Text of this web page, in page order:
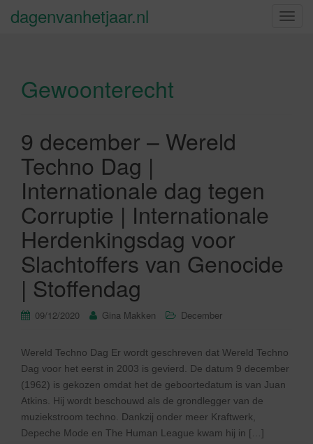
S
dagenvanhetjaar.nl
Gewoonterecht
9 december – Wereld
Techno Dag |
Internationale dag tegen
Corruptie | Internationale
Herdenkingsdag voor
Slachtoffers van Genocide
| Stoffendag
09/12/2020 Gina Makken December
Wereld Techno Dag Er wordt geschreven dat Wereld Techno
Dag voor het eerst in 2003 is gevierd. De datum 9 december
(1962) is gekozen omdat het de geboortedatum is van Juan
Atkins. Hij wordt beschouwd als de grondlegger van de
muziekstroom techno. Dankzij onder meer Kraftwerk,
Depeche Mode en The Human League kwam hij in […]